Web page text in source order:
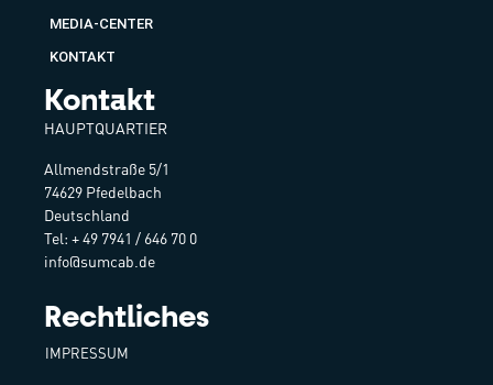
MEDIA-CENTER
KONTAKT
Kontakt
HAUPTQUARTIER
Allmendstraße 5/1
74629 Pfedelbach
Deutschland
Tel: + 49 7941 / 646 70 0
info@sumcab.de
Rechtliches
IMPRESSUM